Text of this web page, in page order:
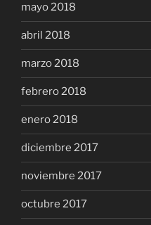
mayo 2018
abril 2018
marzo 2018
febrero 2018
enero 2018
diciembre 2017
noviembre 2017
octubre 2017